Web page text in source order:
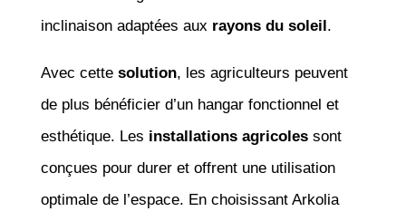
inclinaison adaptées aux rayons du soleil.
Avec cette solution, les agriculteurs peuvent
de plus bénéficier d’un hangar fonctionnel et
esthétique. Les installations agricolessont
conçues pour durer et offrent une utilisation
optimale de l’espace. En choisissant Arkolia